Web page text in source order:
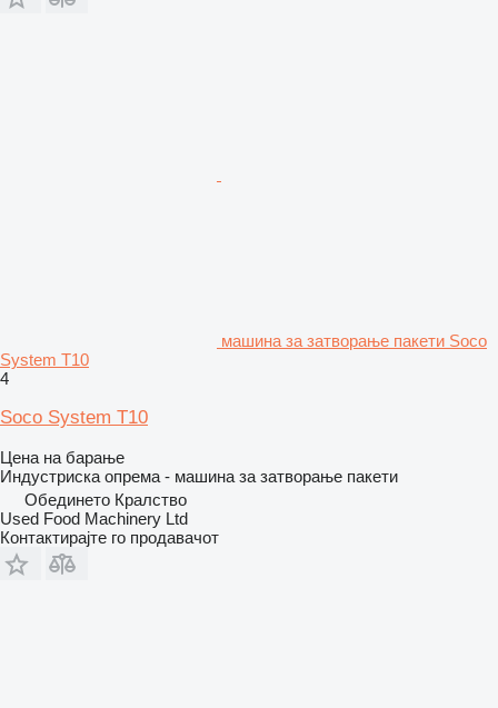
машина за затворање пакети Soco
System T10
4
Soco System T10
Цена на барање
Индустриска опрема - машина за затворање пакети
Обединето Кралство
Used Food Machinery Ltd
Контактирајте го продавачот